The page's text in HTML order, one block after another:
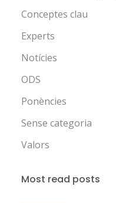
Conceptes clau
Experts
Notícies
ODS
Ponències
Sense categoria
Valors
Most read posts